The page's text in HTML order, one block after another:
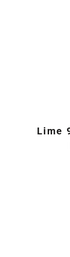
Lime